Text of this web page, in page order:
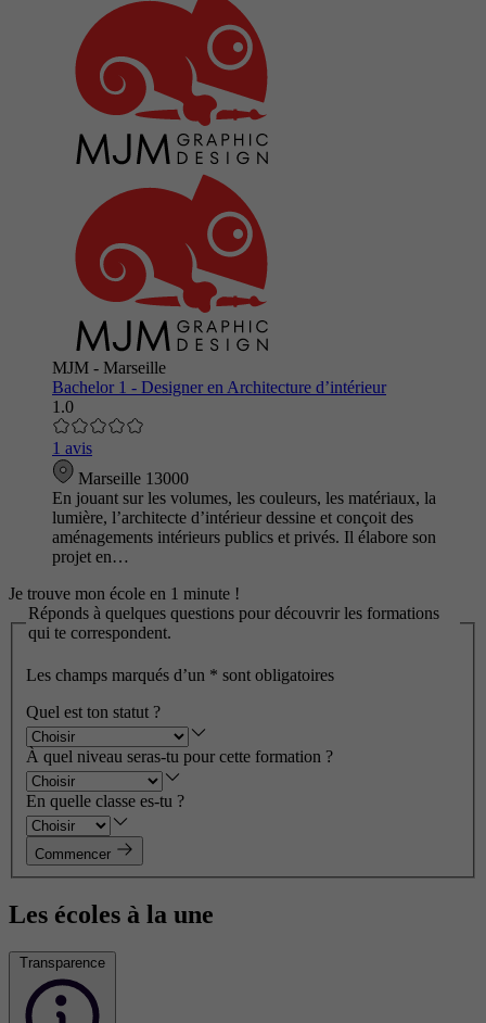
MJM - Marseille
Bachelor 1 - Designer en Architecture d’intérieur
1.0
1 avis
Marseille 13000
En jouant sur les volumes, les couleurs, les matériaux, la
lumière, l’architecte d’intérieur dessine et conçoit des
aménagements intérieurs publics et privés. Il élabore son
projet en…
Je trouve mon école en 1 minute !
Réponds à quelques questions pour découvrir les formations
qui te correspondent.
Les champs marqués d’un * sont obligatoires
Quel est ton statut ?
À quel niveau seras-tu pour cette formation ?
En quelle classe es-tu ?
Commencer
Les écoles à la une
Transparence